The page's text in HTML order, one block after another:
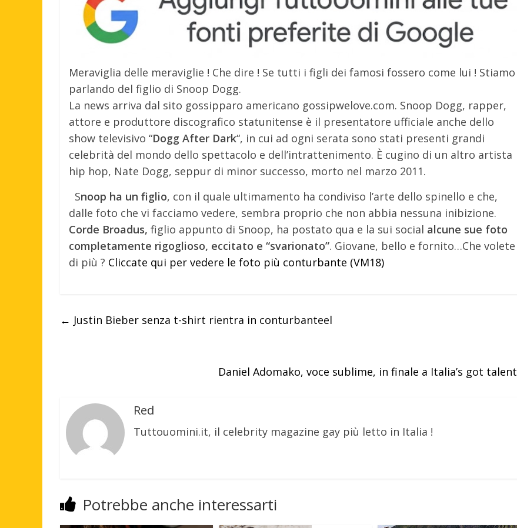
Meraviglia delle meraviglie ! Che dire ! Se tutti i figli dei famosi fossero come lui ! Stiamo
parlando del figlio di Snoop Dogg.
La news arriva dal sito gossipparo americano gossipwelove.com. Snoop Dogg, rapper,
attore e produttore discografico statunitense è il presentatore ufficiale anche dello
show televisivo “Dogg After Dark“, in cui ad ogni serata sono stati presenti grandi
celebrità del mondo dello spettacolo e dell’intrattenimento. È cugino di un altro artista
hip hop, Nate Dogg, seppur di minor successo, morto nel marzo 2011.
Snoop ha un figlio, con il quale ultimamento ha condiviso l’arte dello spinello e che,
dalle foto che vi facciamo vedere, sembra proprio che non abbia nessuna inibizione.
Corde Broadus, figlio appunto di Snoop, ha postato qua e la sui social alcune sue foto
completamente rigoglioso, eccitato e “svarionato”. Giovane, bello e fornito…Che volete
di più ? Cliccate qui per vedere le foto più conturbante (VM18)
← Justin Bieber senza t-shirt rientra in conturbanteel
Daniel Adomako, voce sublime, in finale a Italia’s got talent
Red
Tuttouomini.it, il celebrity magazine gay più letto in Italia !
Potrebbe anche interessarti